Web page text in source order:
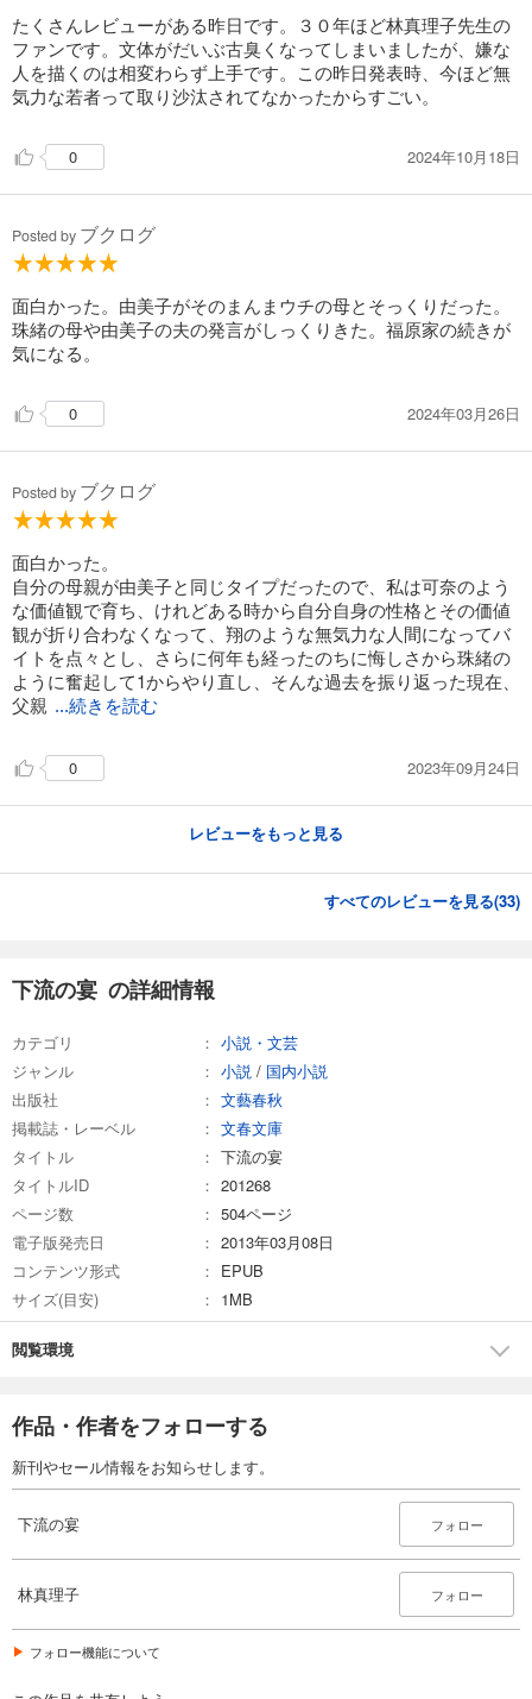
たくさんレビューがある昨日です。３０年ほど林真理子先生の
ファンです。文体がだいぶ古臭くなってしまいましたが、嫌な
人を描くのは相変わらず上手です。この昨日発表時、今ほど無
気力な若者って取り沙汰されてなかったからすごい。
0 2024年10月18日
Posted by ブクログ
面白かった。由美子がそのまんまウチの母とそっくりだった。
珠緒の母や由美子の夫の発言がしっくりきた。福原家の続きが
気になる。
0 2024年03月26日
Posted by ブクログ
面白かった。
自分の母親が由美子と同じタイプだったので、私は可奈のよう
な価値観で育ち、けれどある時から自分自身の性格とその価値
観が折り合わなくなって、翔のような無気力な人間になってバ
イトを点々とし、さらに何年も経ったのちに悔しさから珠緒の
ように奮起して1からやり直し、そんな過去を振り返った現在、
父親 ...続きを読む
0 2023年09月24日
レビューをもっと見る
すべてのレビューを見る(33)
下流の宴 の詳細情報
カテゴリ
小説・文芸
ジャンル
小説 / 国内小説
出版社
文藝春秋
掲載誌・レーベル
文春文庫
タイトル
下流の宴
タイトルID
201268
ページ数
504ページ
電子版発売日
2013年03月08日
コンテンツ形式
EPUB
サイズ(目安)
1MB
閲覧環境
作品・作者をフォローする
新刊やセール情報をお知らせします。
下流の宴 フォロー
林真理子 フォロー
フォロー機能について